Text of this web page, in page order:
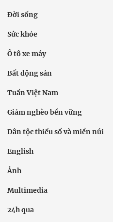
Đời sống
Sức khỏe
Ô tô xe máy
Bất động sản
Tuần Việt Nam
Giảm nghèo bền vững
Dân tộc thiểu số và miền núi
English
Ảnh
Multimedia
24h qua